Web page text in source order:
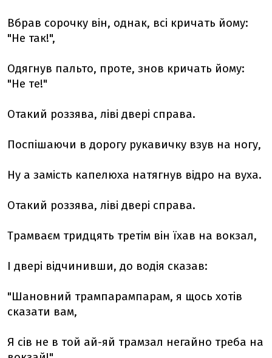
Вбрав сорочку він, однак, всі кричать йому:
"Не так!",
Одягнув пальто, проте, знов кричать йому:
"Не те!"
Отакий роззява, ліві двері справа.
Поспішаючи в дорогу рукавичку взув на ногу,
Ну а замість капелюха натягнув відро на вуха.
Отакий роззява, ліві двері справа.
Трамваєм тридцять третім він їхав на вокзал,
І двері відчинивши, до водія сказав:
"Шановний трампарампарам, я щось хотів
сказати вам,
Я сів не в той ай-яй трамзал негайно треба на